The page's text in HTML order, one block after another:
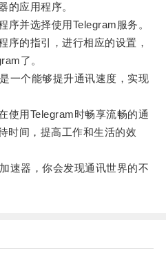
应用程序。
并选择使用Telegram服务。
的指引，进行相应的设置，
了。
个能够提升通讯速度，实现
用Telegram时畅享流畅的通
时间，提高工作和生活的效
器，你会发现通讯世界的不